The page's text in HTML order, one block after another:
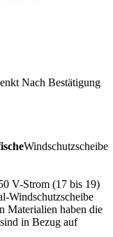
Nach Bestätigung
Windschutzscheibe
V-Strom (17 bis 19)
Windschutzscheibe
Materialien haben die
in Bezug auf